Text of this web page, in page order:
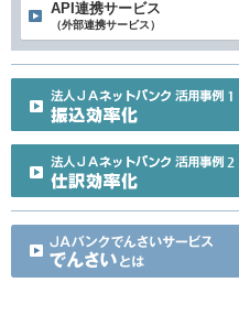
API連携サービス
（外部連携サービス）